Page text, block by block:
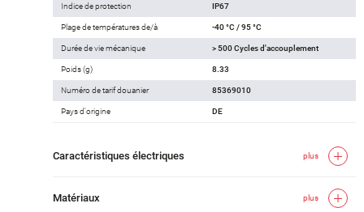
Indice de protection IP67
Plage de températures de/à -40 °C / 95 °C
Durée de vie mécanique > 500 Cycles d'accouplement
Poids (g) 8.33
Numéro de tarif douanier 85369010
Pays d'origine DE
Caractéristiques électriques plus
Matériaux plus